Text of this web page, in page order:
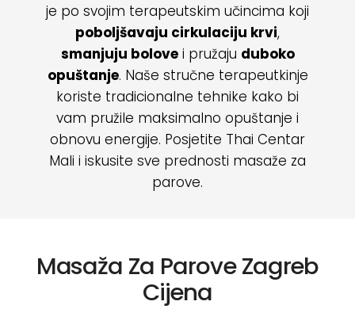
je po svojim terapeutskim učincima koji
poboljšavaju cirkulaciju krvi,
smanjuju bolovei pružaju duboko
opuštanje. Naše stručne terapeutkinje
koriste tradicionalne tehnike kako bi
vam pružile maksimalno opuštanje i
obnovu energije. Posjetite Thai Centar
Mali i iskusite sve prednosti masaže za
parove.
Masaža Za Parove Zagreb
Cijena